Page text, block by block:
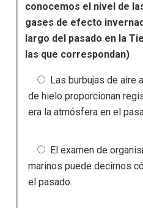
conocemos el nivel de
gases de efecto
largo del pasado en la
las que correspondan)
Las burbujas de aire
de hielo proporcionan
era la atmósfera en el
El examen de
marinos puede decirnos
el pasado.